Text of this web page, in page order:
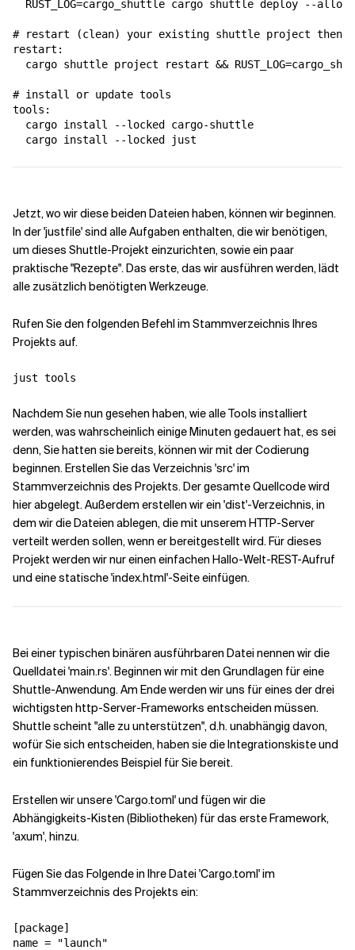
RUST_LOG=cargo_shuttle cargo shuttle deploy --
# restart (clean) your existing shuttle project then
restart:
cargo shuttle project restart &&
# install or update tools
tools:
  cargo install --locked cargo-shuttle
  cargo install --locked just
Jetzt, wo wir diese beiden Dateien haben, können wir beginnen.
In der 'justfile' sind alle Aufgaben enthalten, die wir benötigen,
um dieses Shuttle-Projekt einzurichten, sowie ein paar
praktische "Rezepte". Das erste, das wir ausführen werden, lädt
alle zusätzlich benötigten Werkzeuge.
Rufen Sie den folgenden Befehl im Stammverzeichnis Ihres
Projekts auf.
just tools
Nachdem Sie nun gesehen haben, wie alle Tools installiert
werden, was wahrscheinlich einige Minuten gedauert hat, es sei
denn, Sie hatten sie bereits, können wir mit der Codierung
beginnen. Erstellen Sie das Verzeichnis 'src' im
Stammverzeichnis des Projekts. Der gesamte Quellcode wird
hier abgelegt. Außerdem erstellen wir ein 'dist'-Verzeichnis, in
dem wir die Dateien ablegen, die mit unserem HTTP-Server
verteilt werden sollen, wenn er bereitgestellt wird. Für dieses
Projekt werden wir nur einen einfachen Hallo-Welt-REST-Aufruf
und eine statische 'index.html'-Seite einfügen.
Bei einer typischen binären ausführbaren Datei nennen wir die
Quelldatei 'main.rs'. Beginnen wir mit den Grundlagen für eine
Shuttle-Anwendung. Am Ende werden wir uns für eines der drei
wichtigsten http-Server-Frameworks entscheiden müssen.
Shuttle scheint "alle zu unterstützen", d.h. unabhängig davon,
wofür Sie sich entscheiden, haben sie die Integrationskiste und
ein funktionierendes Beispiel für Sie bereit.
Erstellen wir unsere 'Cargo.toml' und fügen wir die
Abhängigkeits-Kisten (Bibliotheken) für das erste Framework,
'axum', hinzu.
Fügen Sie das Folgende in Ihre Datei 'Cargo.toml' im
Stammverzeichnis des Projekts ein:
[package]
name = "launch"